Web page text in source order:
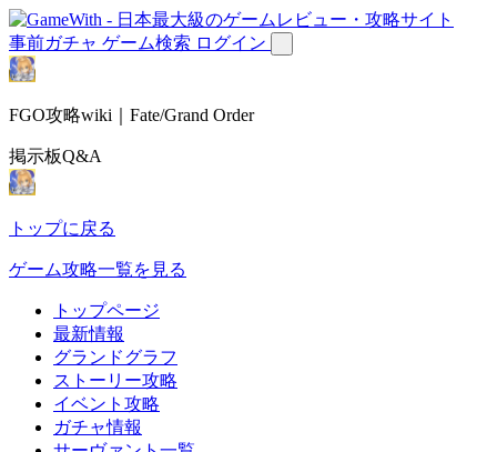
事前ガチャ ゲーム検索 ログイン
FGO攻略wiki｜Fate/Grand Order
掲示板Q&A
トップに戻る
ゲーム攻略一覧を見る
トップページ
最新情報
グランドグラフ
ストーリー攻略
イベント攻略
ガチャ情報